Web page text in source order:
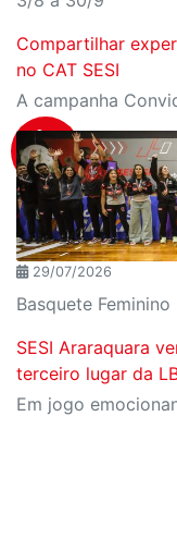
Compartilhar
no CAT SESI
29/07/2026
Basquete Feminino
SESI Araraquara
terceiro lugar da